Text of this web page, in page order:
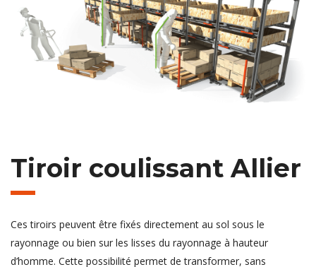
Tiroir coulissant Allier
Ces tiroirs peuvent être fixés directement au sol sous le
rayonnage ou bien sur les lisses du rayonnage à hauteur
d’homme. Cette possibilité permet de transformer, sans